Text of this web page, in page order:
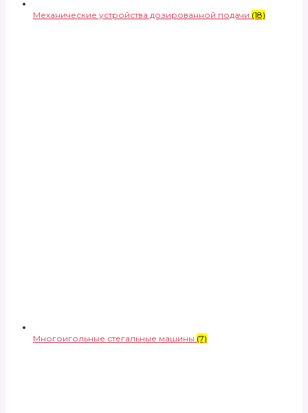
Механические устройства дозированной подачи (18)
Многоигольные стегальные машины (7)